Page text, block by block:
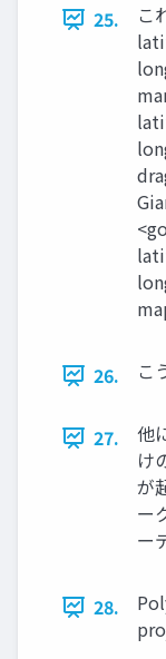
25.
こ
26. こ
27.
他
け
が
ー
ー
28.